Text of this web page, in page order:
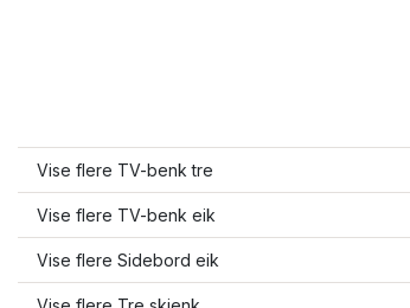
Vise flere TV-benk tre
Vise flere TV-benk eik
Vise flere Sidebord eik